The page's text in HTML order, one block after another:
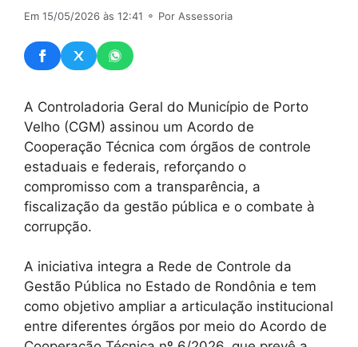
Em 15/05/2026 às 12:41 ⚬ Por Assessoria
A Controladoria Geral do Município de Porto
Velho (CGM) assinou um Acordo de
Cooperação Técnica com órgãos de controle
estaduais e federais, reforçando o
compromisso com a transparência, a
fiscalização da gestão pública e o combate à
corrupção.
A iniciativa integra a Rede de Controle da
Gestão Pública no Estado de Rondônia e tem
como objetivo ampliar a articulação institucional
entre diferentes órgãos por meio do Acordo de